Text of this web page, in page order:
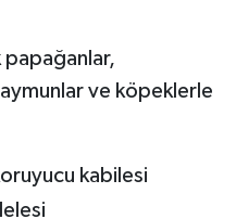
ve köpeklerle